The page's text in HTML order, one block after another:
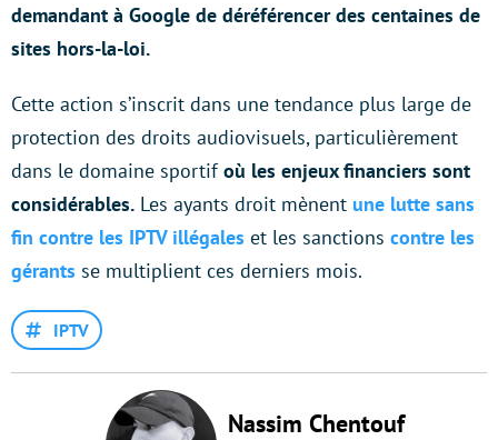
demandant à Google de déréférencer des centaines de
sites hors-la-loi.
Cette action s’inscrit dans une tendance plus large de
protection des droits audiovisuels, particulièrement
dans le domaine sportifoù les enjeux financiers sont
considérables. Les ayants droit mènent une lutte sans
fin contre les IPTV illégales et les sanctions contre les
gérants se multiplient ces derniers mois.
IPTV
Nassim Chentouf